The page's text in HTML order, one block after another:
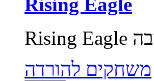
משחקים להורדה